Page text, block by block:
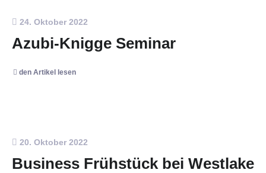
24. Oktober 2022
Azubi-Knigge Seminar
den Artikel lesen
20. Oktober 2022
Business Frühstück bei Westlake